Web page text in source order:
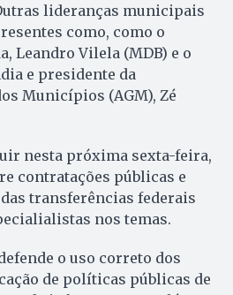
lideranças municipais
como, como o
Leandro Vilela (MDB) e o
e presidente da
Municípios (AGM), Zé
nesta próxima sexta-feira,
contratações públicas e
transferências federais
nos temas.
o uso correto dos
de políticas públicas de